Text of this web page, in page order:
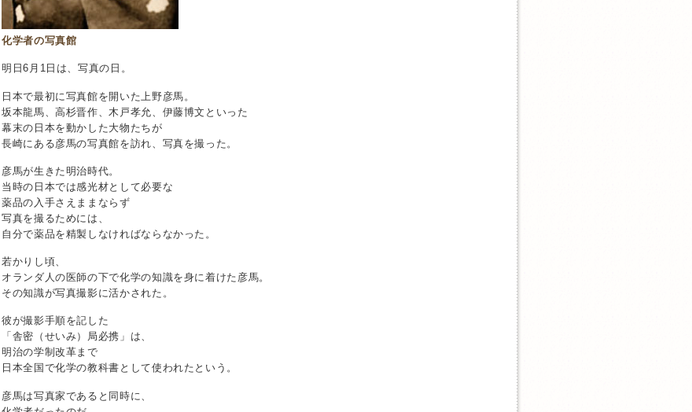
化学者の写真館
明日6月1日は、写真の日。
日本で最初に写真館を開いた上野彦馬。
坂本龍馬、高杉晋作、木戸孝允、伊藤博文といった
幕末の日本を動かした大物たちが
長崎にある彦馬の写真館を訪れ、写真を撮った。
彦馬が生きた明治時代。
当時の日本では感光材として必要な
薬品の入手さえままならず
写真を撮るためには、
自分で薬品を精製しなければならなかった。
若かりし頃、
オランダ人の医師の下で化学の知識を身に着けた彦馬。
その知識が写真撮影に活かされた。
彼が撮影手順を記した
「舎密（せいみ）局必携」は、
明治の学制改革まで
日本全国で化学の教科書として使われたという。
彦馬は写真家であると同時に、